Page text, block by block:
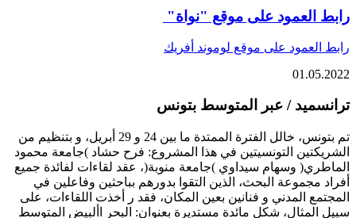
رابط العمود على موقع "نواة"
رابط العمود على موقع لوموند أفريك
01.05.2022
ترانسميد / عبر المتوسط بتونس
تم بتونس، خالل الفترة الممتدة ما بين 24 و 29 أبريل، و بتنظيم من
الشريكتين التونسيتين في هذا المشروع: فرح حشاد )جامعة محمود
الماطري( وسهام سيداوي )جامعة منوبة(، عقد لقاءات لفائدة جميع
أفراد مجموعة البحث، الذين التقوا بدورهم بباحثين وفاعلين في
المجتمع المدني و فنانين بعين المكان، فقد ر أخذت اللقاءات، على
سبيل المثال، شكل مائدة مستديرة بعنوان: البحر األبيض المتوسط